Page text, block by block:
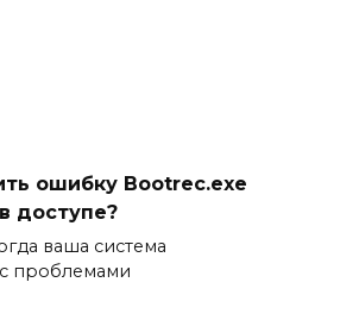
ошибку Bootrec.exe
доступе?
ваша система
с проблемами